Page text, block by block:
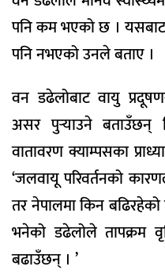
पनि कम भएको छ ।
पनि नभएको उनले बताए ।
वन डढेलोबाट वायु
असर पुर्‍याउने बताउँछन्
वातावरण क्याम्पसका
‘जलवायू परिवर्तनको
तर नेपालमा किन
भनेको डढेलोले तापक्रम
बढाउँछन् । ’